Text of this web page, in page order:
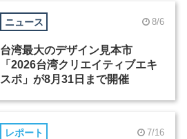
ニュース 8/6
台湾最大のデザイン見本市
「2026台湾クリエイティブエキ
スポ」が8月31日まで開催
レポート 7/16